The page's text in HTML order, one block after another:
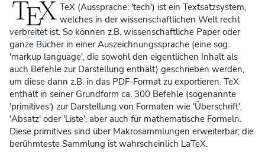
TeX (Aussprache: 'tech') ist ein Textsatzsystem,
welches in der wissenschaftlichen Welt recht
verbreitet ist. So können z.B. wissenschaftliche Paper oder
ganze Bücher in einer Auszeichnungssprache (eine sog.
'markup language', die sowohl den eigentlichen Inhalt als
auch Befehle zur Darstellung enthält) geschrieben werden,
um diese dann z.B. in das PDF-Format zu exportieren. TeX
enthält in seiner Grundform ca. 300 Befehle (sogenannte
'primitives') zur Darstellung von Formaten wie 'Überschrift',
'Absatz' oder 'Liste', aber auch für mathematische Formeln.
Diese primitives sind über Makrosammlungen erweiterbar; die
berühmteste Sammlung ist wahrscheinlich LaTeX.